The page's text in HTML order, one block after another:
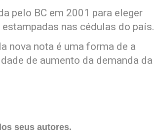
pelo BC em 2001 para eleger
nas cédulas do país.
nova nota é uma forma de a
de aumento da demanda da
seus autores.